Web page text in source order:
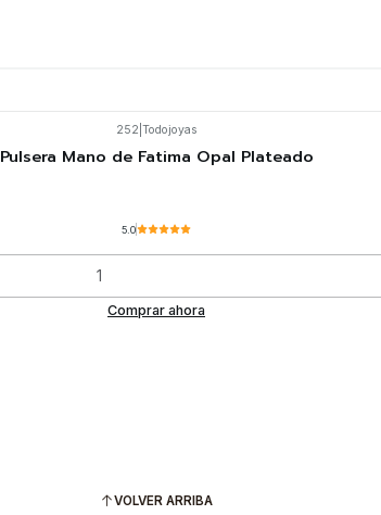
252 Todojoyas
Pulsera Mano de Fatima Opal Plateado
5.0
Comprar ahora
VOLVER ARRIBA